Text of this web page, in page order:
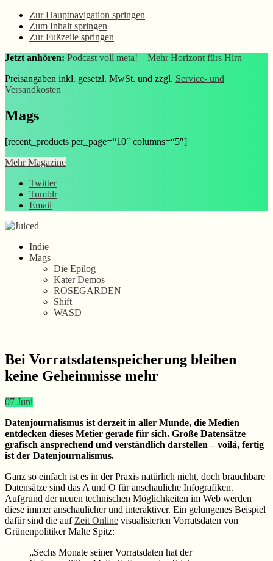
Zur Hauptnavigation springen
Zum Inhalt springen
Zur Fußzeile springen
Jetzt anhören: Podcast voll meta! – Mehr Horizont fürs Hirn
Preisangaben inkl. gesetzl. MwSt. und zzgl. Service- und
Versandkosten
Mags
[recent_products per_page=“10″ columns=“5″]
Mehr Magazine
Twitter
Tumblr
Email
Indie
Mags
Die Epilog
Kater Demos
ROSEGARDEN
Shift
WASD
Bei Vorratsdatenspeicherung bleiben
keine Geheimnisse mehr
07 Juni
Datenjournalismus ist derzeit in aller Munde, die Medien
entdecken dieses Metier gerade für sich. Große Datensätze
grafisch ansprechend und verständlich darstellen – voilá, fertig
ist der Datenjournalismus.
Ganz so einfach ist es in der Praxis natürlich nicht, doch brauchbare
Datensätze sind das A und O für anschauliche Infografiken.
Aufgrund der neuen technischen Möglichkeiten im Web werden
diese immer anschaulicher und interaktiver. Ein gelungenes Beispiel
dafür sind die auf Zeit Online visualisierten Vorratsdaten von
Grünenpolitiker Malte Spitz:
„Sechs Monate seiner Vorratsdaten hat der